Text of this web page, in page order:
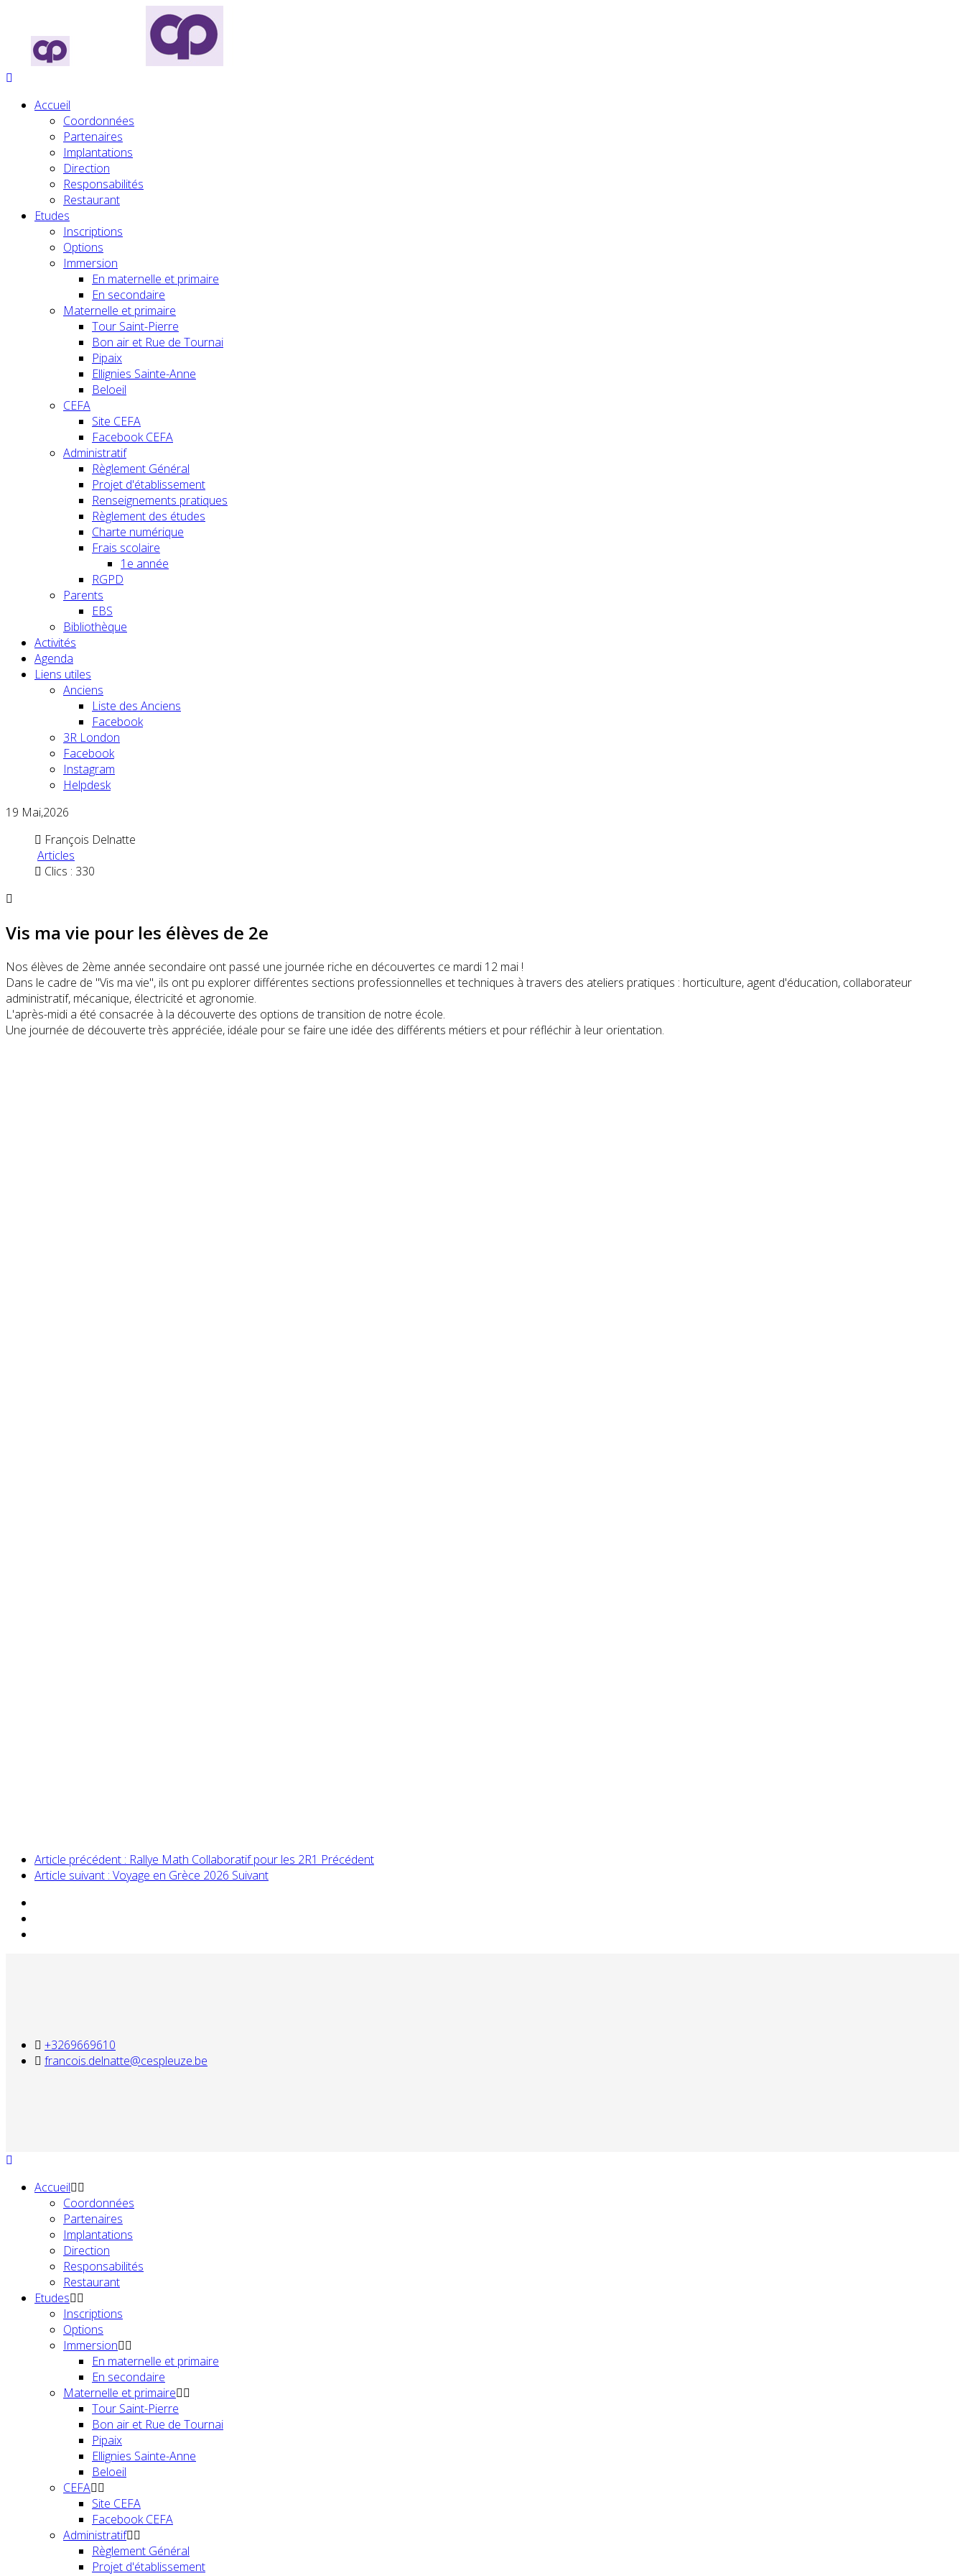
Accueil
Coordonnées
Partenaires
Implantations
Direction
Responsabilités
Restaurant
Etudes
Inscriptions
Options
Immersion
En maternelle et primaire
En secondaire
Maternelle et primaire
Tour Saint-Pierre
Bon air et Rue de Tournai
Pipaix
Ellignies Sainte-Anne
Beloeil
CEFA
Site CEFA
Facebook CEFA
Administratif
Règlement Général
Projet d'établissement
Renseignements pratiques
Règlement des études
Charte numérique
Frais scolaire
1e année
RGPD
Parents
EBS
Bibliothèque
Activités
Agenda
Liens utiles
Anciens
Liste des Anciens
Facebook
3R London
Facebook
Instagram
Helpdesk
19 Mai,2026
François Delnatte
Articles
Clics : 330
Vis ma vie pour les élèves de 2e
Nos élèves de 2ème année secondaire ont passé une journée riche en découvertes ce mardi 12 mai !
Dans le cadre de "Vis ma vie", ils ont pu explorer différentes sections professionnelles et techniques à travers des ateliers pratiques : horticulture, agent d'éducation, collaborateur
administratif, mécanique, électricité et agronomie.
L'après-midi a été consacrée à la découverte des options de transition de notre école.
Une journée de découverte très appréciée, idéale pour se faire une idée des différents métiers et pour réfléchir à leur orientation.
Article précédent : Rallye Math Collaboratif pour les 2R1 Précédent
Article suivant : Voyage en Grèce 2026 Suivant
+3269669610
francois.delnatte@cespleuze.be
Accueil
Coordonnées
Partenaires
Implantations
Direction
Responsabilités
Restaurant
Etudes
Inscriptions
Options
Immersion
En maternelle et primaire
En secondaire
Maternelle et primaire
Tour Saint-Pierre
Bon air et Rue de Tournai
Pipaix
Ellignies Sainte-Anne
Beloeil
CEFA
Site CEFA
Facebook CEFA
Administratif
Règlement Général
Projet d'établissement